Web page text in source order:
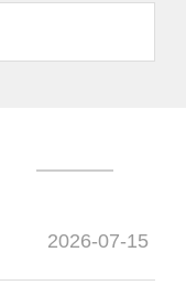
2026-07-15